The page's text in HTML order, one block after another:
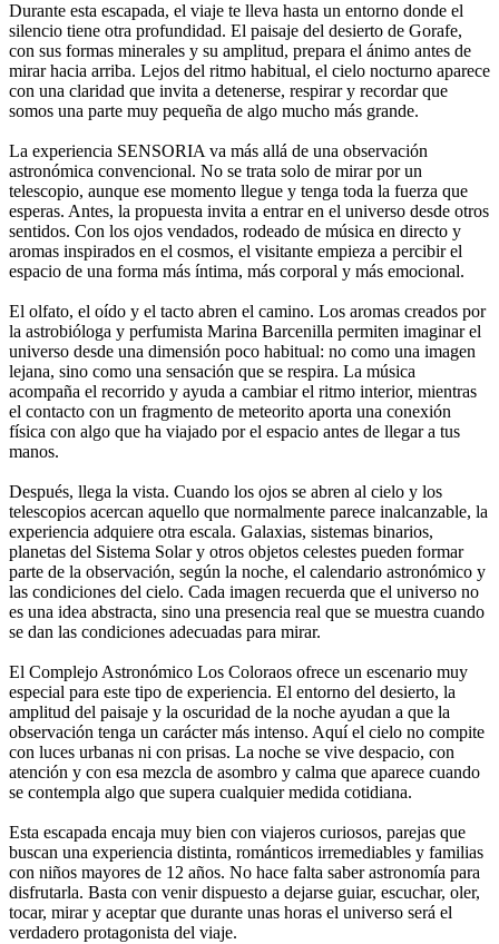
Durante esta escapada, el viaje te lleva hasta un entorno donde el
silencio tiene otra profundidad. El paisaje del desierto de Gorafe,
con sus formas minerales y su amplitud, prepara el ánimo antes de
mirar hacia arriba. Lejos del ritmo habitual, el cielo nocturno aparece
con una claridad que invita a detenerse, respirar y recordar que
somos una parte muy pequeña de algo mucho más grande.
La experiencia SENSORIA va más allá de una observación
astronómica convencional. No se trata solo de mirar por un
telescopio, aunque ese momento llegue y tenga toda la fuerza que
esperas. Antes, la propuesta invita a entrar en el universo desde otros
sentidos. Con los ojos vendados, rodeado de música en directo y
aromas inspirados en el cosmos, el visitante empieza a percibir el
espacio de una forma más íntima, más corporal y más emocional.
El olfato, el oído y el tacto abren el camino. Los aromas creados por
la astrobióloga y perfumista Marina Barcenilla permiten imaginar el
universo desde una dimensión poco habitual: no como una imagen
lejana, sino como una sensación que se respira. La música
acompaña el recorrido y ayuda a cambiar el ritmo interior, mientras
el contacto con un fragmento de meteorito aporta una conexión
física con algo que ha viajado por el espacio antes de llegar a tus
manos.
Después, llega la vista. Cuando los ojos se abren al cielo y los
telescopios acercan aquello que normalmente parece inalcanzable, la
experiencia adquiere otra escala. Galaxias, sistemas binarios,
planetas del Sistema Solar y otros objetos celestes pueden formar
parte de la observación, según la noche, el calendario astronómico y
las condiciones del cielo. Cada imagen recuerda que el universo no
es una idea abstracta, sino una presencia real que se muestra cuando
se dan las condiciones adecuadas para mirar.
El Complejo Astronómico Los Coloraos ofrece un escenario muy
especial para este tipo de experiencia. El entorno del desierto, la
amplitud del paisaje y la oscuridad de la noche ayudan a que la
observación tenga un carácter más intenso. Aquí el cielo no compite
con luces urbanas ni con prisas. La noche se vive despacio, con
atención y con esa mezcla de asombro y calma que aparece cuando
se contempla algo que supera cualquier medida cotidiana.
Esta escapada encaja muy bien con viajeros curiosos, parejas que
buscan una experiencia distinta, románticos irremediables y familias
con niños mayores de 12 años. No hace falta saber astronomía para
disfrutarla. Basta con venir dispuesto a dejarse guiar, escuchar, oler,
tocar, mirar y aceptar que durante unas horas el universo será el
verdadero protagonista del viaje.